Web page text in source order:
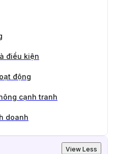
điều kiện
động
cạnh tranh
doanh
View Less